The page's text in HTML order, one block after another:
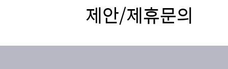
제안/제휴문의